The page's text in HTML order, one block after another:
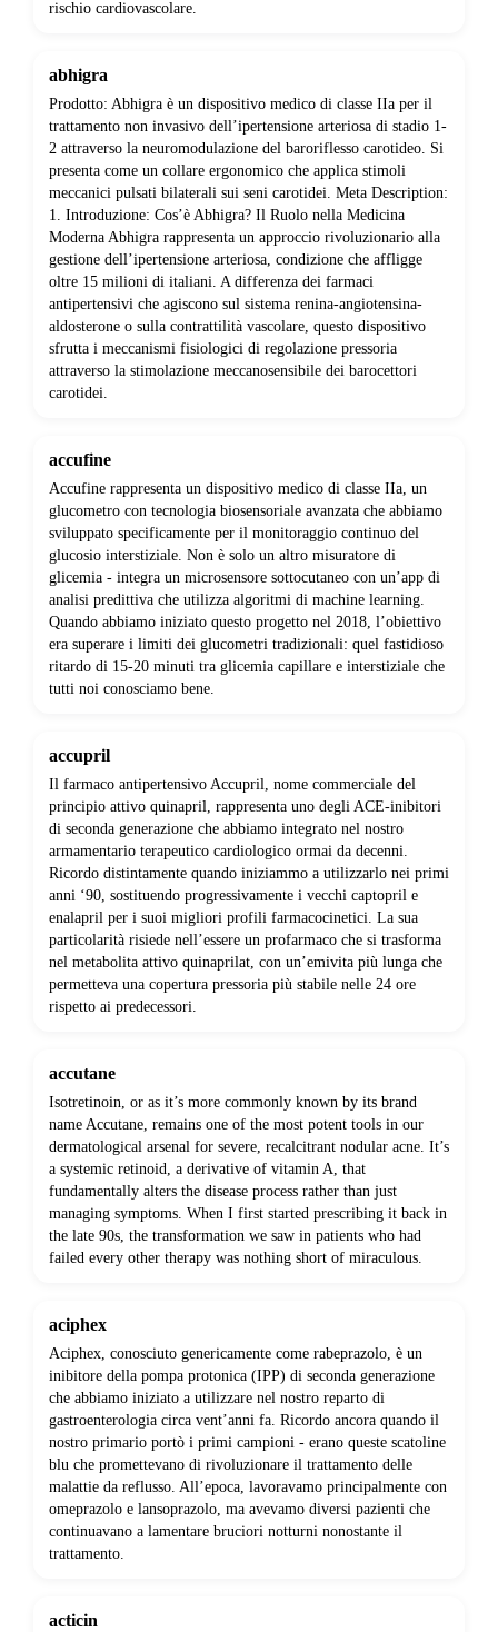
rischio cardiovascolare.
abhigra
Prodotto: Abhigra è un dispositivo medico di classe IIa per il
trattamento non invasivo dell’ipertensione arteriosa di stadio 1-
2 attraverso la neuromodulazione del baroriflesso carotideo. Si
presenta come un collare ergonomico che applica stimoli
meccanici pulsati bilaterali sui seni carotidei. Meta Description:
1. Introduzione: Cos’è Abhigra? Il Ruolo nella Medicina
Moderna Abhigra rappresenta un approccio rivoluzionario alla
gestione dell’ipertensione arteriosa, condizione che affligge
oltre 15 milioni di italiani. A differenza dei farmaci
antipertensivi che agiscono sul sistema renina-angiotensina-
aldosterone o sulla contrattilità vascolare, questo dispositivo
sfrutta i meccanismi fisiologici di regolazione pressoria
attraverso la stimolazione meccanosensibile dei barocettori
carotidei.
accufine
Accufine rappresenta un dispositivo medico di classe IIa, un
glucometro con tecnologia biosensoriale avanzata che abbiamo
sviluppato specificamente per il monitoraggio continuo del
glucosio interstiziale. Non è solo un altro misuratore di
glicemia - integra un microsensore sottocutaneo con un’app di
analisi predittiva che utilizza algoritmi di machine learning.
Quando abbiamo iniziato questo progetto nel 2018, l’obiettivo
era superare i limiti dei glucometri tradizionali: quel fastidioso
ritardo di 15-20 minuti tra glicemia capillare e interstiziale che
tutti noi conosciamo bene.
accupril
Il farmaco antipertensivo Accupril, nome commerciale del
principio attivo quinapril, rappresenta uno degli ACE-inibitori
di seconda generazione che abbiamo integrato nel nostro
armamentario terapeutico cardiologico ormai da decenni.
Ricordo distintamente quando iniziammo a utilizzarlo nei primi
anni ‘90, sostituendo progressivamente i vecchi captopril e
enalapril per i suoi migliori profili farmacocinetici. La sua
particolarità risiede nell’essere un profarmaco che si trasforma
nel metabolita attivo quinaprilat, con un’emivita più lunga che
permetteva una copertura pressoria più stabile nelle 24 ore
rispetto ai predecessori.
accutane
Isotretinoin, or as it’s more commonly known by its brand
name Accutane, remains one of the most potent tools in our
dermatological arsenal for severe, recalcitrant nodular acne. It’s
a systemic retinoid, a derivative of vitamin A, that
fundamentally alters the disease process rather than just
managing symptoms. When I first started prescribing it back in
the late 90s, the transformation we saw in patients who had
failed every other therapy was nothing short of miraculous.
aciphex
Aciphex, conosciuto genericamente come rabeprazolo, è un
inibitore della pompa protonica (IPP) di seconda generazione
che abbiamo iniziato a utilizzare nel nostro reparto di
gastroenterologia circa vent’anni fa. Ricordo ancora quando il
nostro primario portò i primi campioni - erano queste scatoline
blu che promettevano di rivoluzionare il trattamento delle
malattie da reflusso. All’epoca, lavoravamo principalmente con
omeprazolo e lansoprazolo, ma avevamo diversi pazienti che
continuavano a lamentare bruciori notturni nonostante il
trattamento.
acticin